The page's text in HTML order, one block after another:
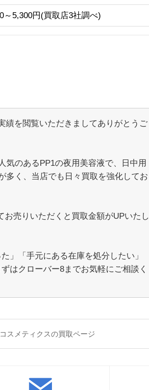
～5,300円(買取店3社調べ)
績を閲覧いただきましてありがとうご
気のあるPP1の夜用美容液で、日中用
多く、当店でも日々買取を強化してお
お売りいただくと買取金額がUPいたし
」「手元にある在庫を処分したい」
はクローバー8までお気軽にご相談く
コスメティクスの買取ページ